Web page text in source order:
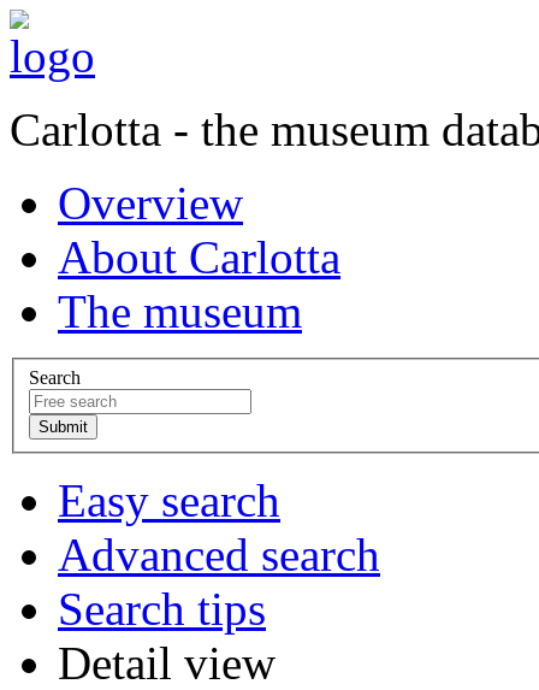
Carlotta - the museum
Overview
About Carlotta
The museum
Search
Easy search
Advanced search
Search tips
Detail view